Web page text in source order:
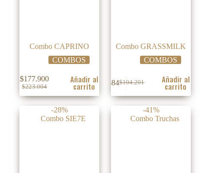
Combo CAPRINO
COMBOS
$223.004
El
precio
$223.004.
$177.900
El
precio
$177.900.
Añadir al
carrito
Combo GRASSMILK
COMBOS
$104.201
El
precio
$104.201.
$84
El
precio
$84.
Añadir al
carrito
-28% -41%